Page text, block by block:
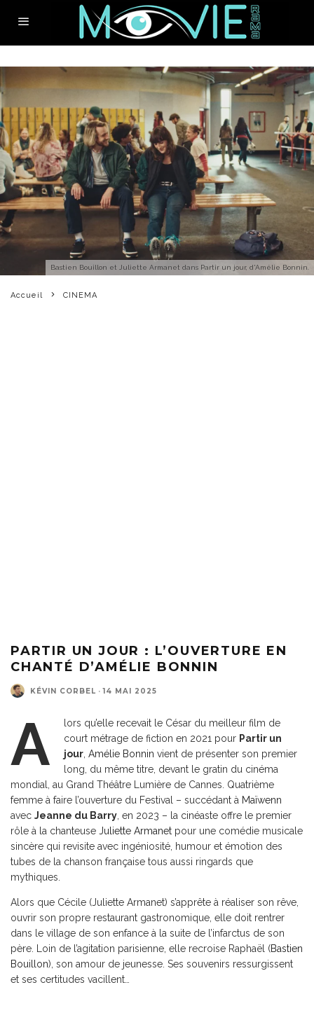
Bastien Bouillon et Juliette Armanet dans Partir un jour, d'Amélie Bonnin.
Accueil CINEMA
PARTIR UN JOUR : L’OUVERTURE EN
CHANTÉ D’AMÉLIE BONNIN
KÉVIN CORBEL · 14 MAI 2025
A
lors qu’elle recevait le César du meilleur film de
court métrage de fiction en 2021 pour Partir un
jour, Amélie Bonnin vient de présenter son premier
long, du même titre, devant le gratin du cinéma
mondial, au Grand Théâtre Lumière de Cannes. Quatrième
femme à faire l’ouverture du Festival – succédant à Maïwenn
avec Jeanne du Barry, en 2023 – la cinéaste offre le premier
rôle à la chanteuse Juliette Armanet pour une comédie musicale
sincère qui revisite avec ingéniosité, humour et émotion des
tubes de la chanson française tous aussi ringards que
mythiques.
Alors que Cécile (Juliette Armanet) s’apprête à réaliser son rêve,
ouvrir son propre restaurant gastronomique, elle doit rentrer
dans le village de son enfance à la suite de l’infarctus de son
père. Loin de l’agitation parisienne, elle recroise Raphaël (Bastien
Bouillon), son amour de jeunesse. Ses souvenirs ressurgissent
et ses certitudes vacillent…